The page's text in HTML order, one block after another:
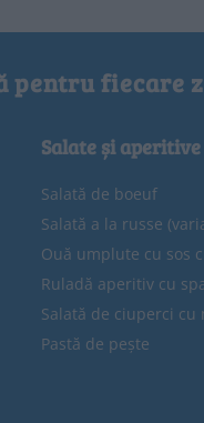
pentru fiecare
Salate și aperitive
Salată de boeuf
Salată a la russe
Ouă umplute cu sos
Ruladă aperitiv cu
Salată de ciuperci cu
Pastă de pește